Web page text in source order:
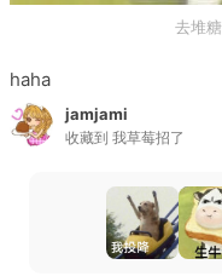
去堆
haha
jamjami
收藏到 我草莓招了